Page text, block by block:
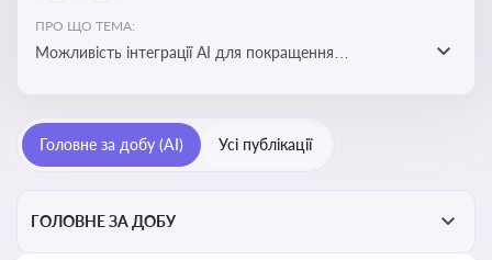
ПРО ЩО ТЕМА:
Можливість інтеграції АІ для покращення
Головне за добу (AI) Усі публікації
ГОЛОВНЕ ЗА ДОБУ